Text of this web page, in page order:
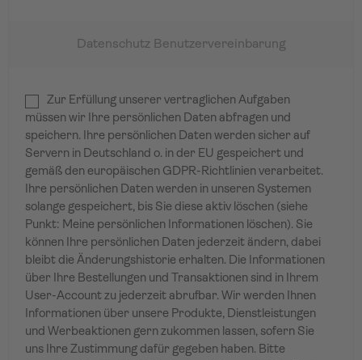
Datenschutz Benutzervereinbarung
Zur Erfüllung unserer vertraglichen Aufgaben
müssen wir Ihre persönlichen Daten abfragen und
speichern. Ihre persönlichen Daten werden sicher auf
Servern in Deutschland o. in der EU gespeichert und
gemäß den europäischen GDPR-Richtlinien verarbeitet.
Ihre persönlichen Daten werden in unseren Systemen
solange gespeichert, bis Sie diese aktiv löschen (siehe
Punkt: Meine persönlichen Informationen löschen). Sie
können Ihre persönlichen Daten jederzeit ändern, dabei
bleibt die Änderungshistorie erhalten. Die Informationen
über Ihre Bestellungen und Transaktionen sind in Ihrem
User-Account zu jederzeit abrufbar. Wir werden Ihnen
Informationen über unsere Produkte, Dienstleistungen
und Werbeaktionen gern zukommen lassen, sofern Sie
uns Ihre Zustimmung dafür gegeben haben. Bitte